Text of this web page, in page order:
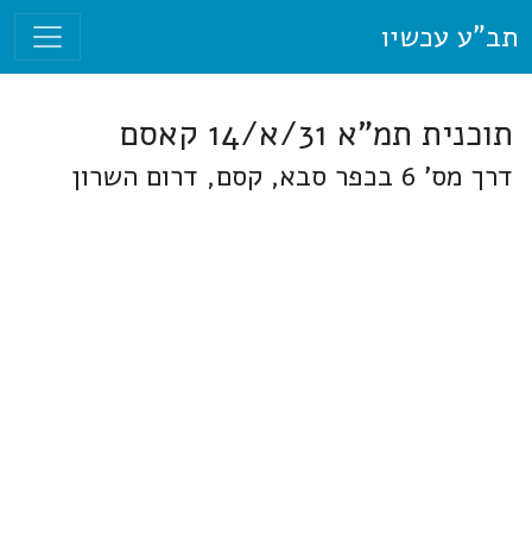
תב"ע עכשיו
תוכנית תמ"א 31/א/14 קאסם
דרך מס' 6 בכפר סבא, קסם, דרום השרון